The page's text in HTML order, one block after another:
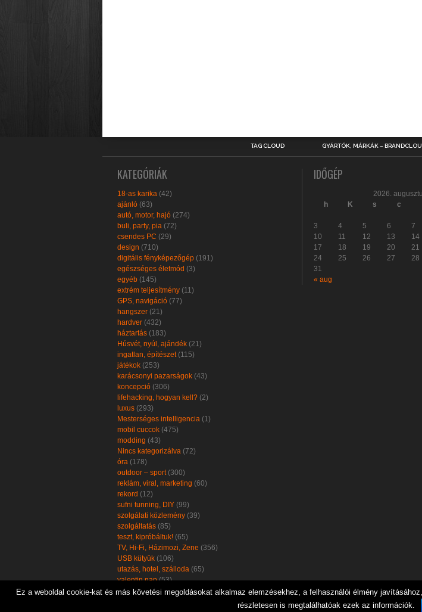
TAG CLOUD GYÁRTÓK, MÁRKÁK –
KATEGÓRIÁK
18-as karika (42)
ajánló (63)
autó, motor, hajó (274)
buli, party, pia (72)
csendes PC (29)
design (710)
digitális fényképezőgép (191)
egészséges életmód (3)
egyéb (145)
extrém teljesítmény (11)
GPS, navigáció (77)
hangszer (21)
hardver (432)
háztartás (183)
Húsvét, nyúl, ajándék (21)
ingatlan, építészet(115)
játékok (253)
karácsonyi pazarságok (43)
koncepció (306)
lifehacking, hogyan kell? (2)
luxus (293)
Mesterséges intelligencia (1)
mobil cuccok (475)
modding (43)
Nincs kategorizálva (72)
óra (178)
outdoor – sport(300)
reklám, viral, marketing (60)
rekord (12)
sufni tunning, DIY (99)
szolgálati közlemény (39)
szolgáltatás (85)
teszt, kipróbáltuk! (65)
TV, Hi-Fi, Házimozi, Zene (356)
USB kütyük (106)
utazás, hotel, szálloda (65)
valentin nap(53)
zöld, öko, környezetbarát(102)
IDŐGÉP
2026.
h
K s c
3
4 5 6 7
10
11 12 13 14
17
18 19 20 21
24
25 26 27 28
31
« aug
Ez a weboldal cookie-kat és más követési megoldásokat alkalmaz elemzésekhez, a felhasználói élmény
részletesen is megtalálhatóak ezek az információk.